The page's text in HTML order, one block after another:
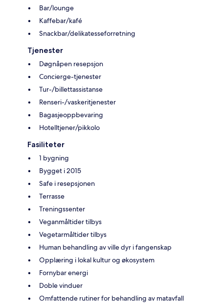
Bar/lounge
Kaffebar/kafé
Snackbar/delikatesseforretning
Tjenester
Døgnåpen resepsjon
Concierge-tjenester
Tur-/billettassistanse
Renseri-/vaskeritjenester
Bagasjeoppbevaring
Hotelltjener/pikkolo
Fasiliteter
1 bygning
Bygget i 2015
Safe i resepsjonen
Terrasse
Treningssenter
Veganmåltider tilbys
Vegetarmåltider tilbys
Human behandling av ville dyr i fangenskap
Opplæring i lokal kultur og økosystem
Fornybar energi
Doble vinduer
Omfattende rutiner for behandling av matavfall